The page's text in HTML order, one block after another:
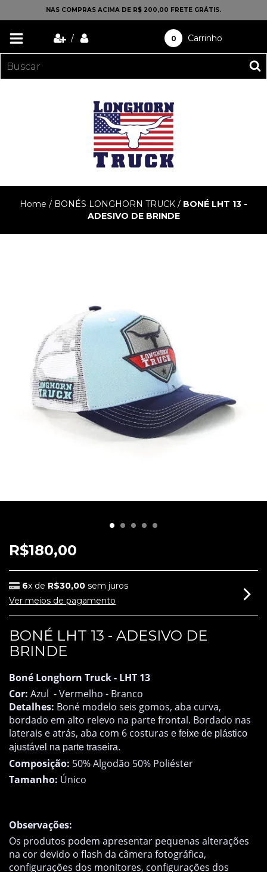
NAS COMPRAS ACIMA DE R$ 200,00 FRETE GRÁTIS.
/ 0 Carrinho
Home / BONÉS LONGHORN TRUCK / BONÉ LHT 13 -
ADESIVO DE BRINDE
R$180,00
6x de R$30,00 sem juros
Ver meios de pagamento
BONÉ LHT 13 - ADESIVO DE
BRINDE
Boné Longhorn Truck - LHT 13
Cor: Azul - Vermelho - Branco
Detalhes: Boné modelo seis gomos, aba curva,
bordado em alto relevo na parte frontal. Bordado nas
laterais e atrás, aba com 6 costuras e feixe de plástico
ajustável na parte traseira.
Composição: 50% Algodão 50% Poliéster
Tamanho: Único
Observações:
Os produtos podem apresentar pequenas alterações
na cor devido o flash da câmera fotográfica,
configurações dos monitores, configurações dos